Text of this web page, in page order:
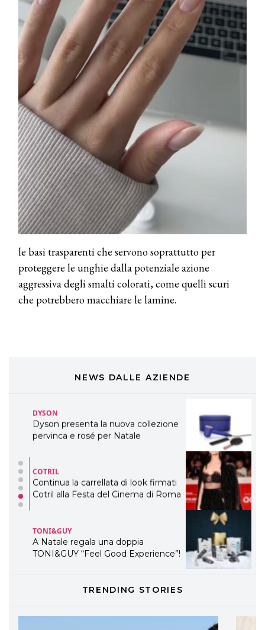
le basi trasparenti che servono soprattutto per
proteggere le unghie dalla potenziale azione
aggressiva degli smalti colorati, come quelli scuri
che potrebbero macchiare le lamine.
NEWS DALLE AZIENDE
presenta THE BEAUTY &
WELLNESS CONGRESS 2022: I
TEMI
DYSON
Dyson presenta la nuova collezione
pervinca e rosé per Natale
COTRIL
Continua la carrellata di look firmati
Cotril alla Festa del Cinema di Roma
TONI&GUY
A Natale regala una doppia
TONI&GUY “Feel Good Experience”!
TONI&GUY
eco-sostenibile linea di prodotti
professionali
DAVINES
Davines presenta cofanetti beauty
WELLNESS CONGRESS 2022: I
DYSON
Dyson presenta la nuova collezione
pervinca e rosé per Natale
COTRIL
Continua la carrellata di look firmati
Cotril alla Festa del Cinema di Roma
TONI&GUY
A Natale regala una doppia
TONI&GUY “Feel Good Experience”!
LABEL.M lancia la sua innovativa ed
professionali
TRENDING STORIES